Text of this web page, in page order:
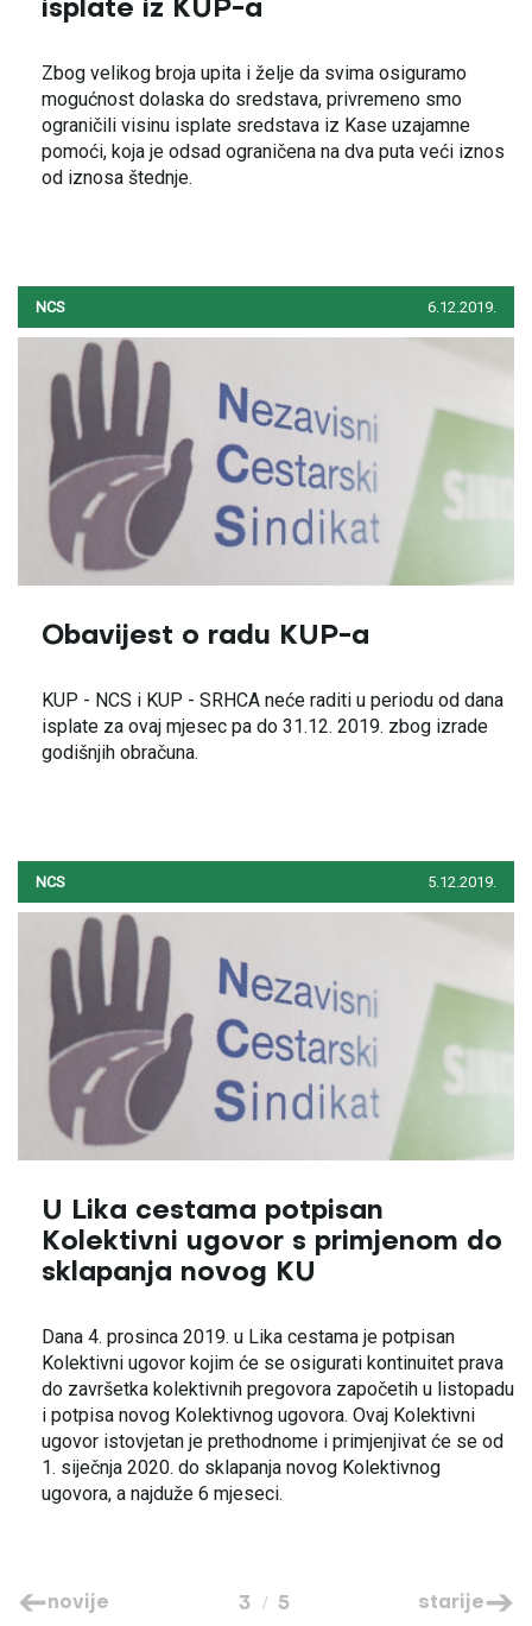
isplate iz KUP-a
Zbog velikog broja upita i želje da svima osiguramo
mogućnost dolaska do sredstava, privremeno smo
ograničili visinu isplate sredstava iz Kase uzajamne
pomoći, koja je odsad ograničena na dva puta veći iznos
od iznosa štednje.
NCS 6.12.2019.
Obavijest o radu KUP-a
KUP - NCS i KUP - SRHCA neće raditi u periodu od dana
isplate za ovaj mjesec pa do 31.12. 2019. zbog izrade
godišnjih obračuna.
NCS 5.12.2019.
U Lika cestama potpisan
Kolektivni ugovor s primjenom do
sklapanja novog KU
Dana 4. prosinca 2019. u Lika cestama je potpisan
Kolektivni ugovor kojim će se osigurati kontinuitet prava
do završetka kolektivnih pregovora započetih u listopadu
i potpisa novog Kolektivnog ugovora. Ovaj Kolektivni
ugovor istovjetan je prethodnome i primjenjivat će se od
1. siječnja 2020. do sklapanja novog Kolektivnog
ugovora, a najduže 6 mjeseci.
novije 3 5 starije